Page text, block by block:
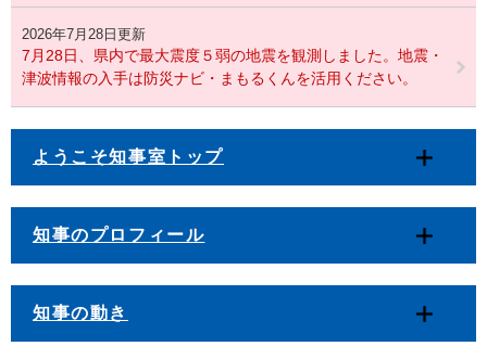
2026年7月28日更新
7月28日、県内で最大震度５弱の地震を観測しました。地震・
津波情報の入手は防災ナビ・まもるくんを活用ください。
ようこそ知事室トップ
知事のプロフィール
知事の動き